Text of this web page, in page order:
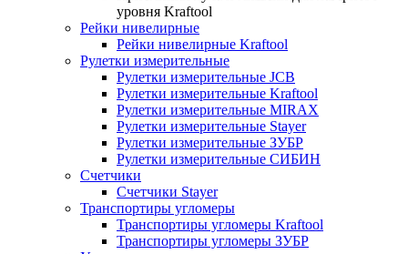
уровня Kraftool
Рейки нивелирные
Рейки нивелирные Kraftool
Рулетки измерительные
Рулетки измерительные JCB
Рулетки измерительные Kraftool
Рулетки измерительные MIRAX
Рулетки измерительные Stayer
Рулетки измерительные ЗУБР
Рулетки измерительные СИБИН
Счетчики
Счетчики Stayer
Транспортиры угломеры
Транспортиры угломеры Kraftool
Транспортиры угломеры ЗУБР